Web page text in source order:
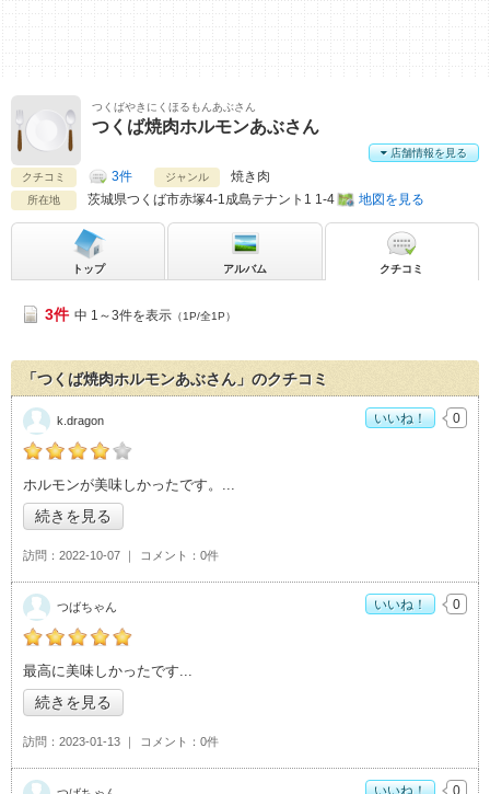
つくばやきにくほるもんあぶさん
つくば焼肉ホルモンあぶさん
クチコミ 3件 ジャンル 焼き肉
所在地 茨城県つくば市赤塚4-1成島テナント1 1-4 地図を見る
店舗情報を見る
トップ アルバム クチコミ
3件 中 1～3件を表示 （1P/全1P）
「つくば焼肉ホルモンあぶさん」のクチコミ
k.dragonの「つくば焼肉ホルモンあぶさん>」おすすめ度：
ホルモンが美味しかったです。
続きを見る
訪問 2022-10-07 コメント 0件
k.dragon いいね！ 0
つばちゃんの「つくば焼肉ホルモンあぶさん>」おすすめ度：
最高に美味しかったです
続きを見る
訪問 2023-01-13 コメント 0件
つばちゃん いいね！ 0
いいね！ 0